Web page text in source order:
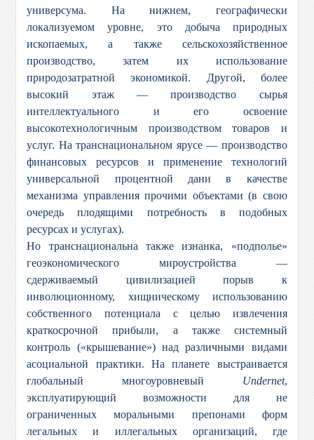
универсума. На нижнем, географически
локализуемом уровне, это добыча природных
ископаемых, а также сельскохозяйственное
производство, затем их использование
природозатратной экономикой. Другой, более
высокий этаж — производство сырья
интеллектуального и его освоение
высокотехнологичным производством товаров и
услуг. На транснациональном ярусе — производство
финансовых ресурсов и применение технологий
универсальной процентной дани в качестве
механизма управления прочими объектами (в свою
очередь плодящими потребность в подобных
ресурсах и услугах).
Но транснациональна также изнанка, «подполье»
геоэкономического мироустройства —
сдерживаемый цивилизацией порыв к
инволюционному, хищническому использованию
собственного потенциала с целью извлечения
краткосрочной прибыли, а также системный
контроль («крышевание») над различными видами
асоциальной практики. На планете выстраивается
глобальный многоуровневый Undernet,
эксплуатирующий возможности для не
ограниченных моральными препонами форм
легальных и иллегальных организаций, где